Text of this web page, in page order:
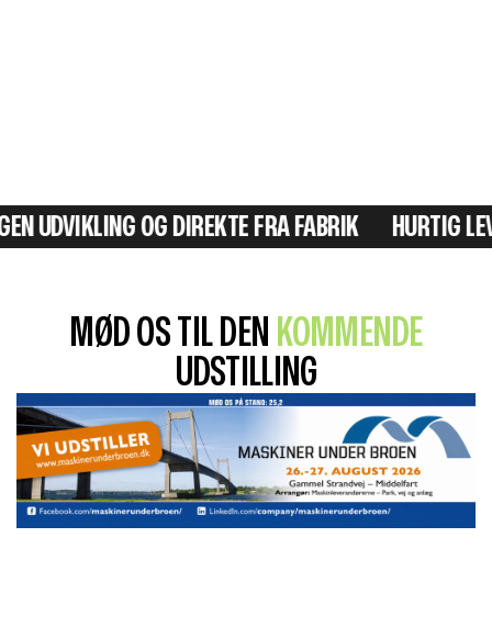
OG DIREKTE FRA FABRIK HURTIG
MØD OS TIL DEN KOMMENDE
UDSTILLING